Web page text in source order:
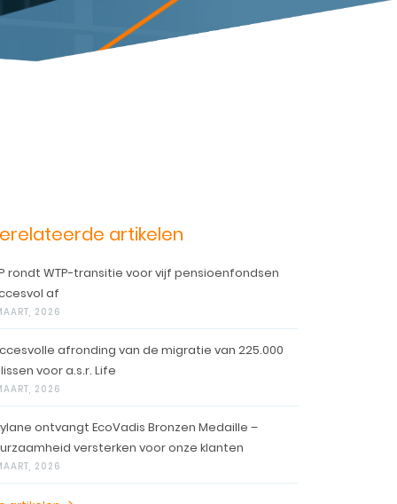
artikelen
rondt WTP-transitie voor vijf pensioenfondsen
af
2026
afronding van de migratie van 225.000
voor a.s.r. Life
2026
ontvangt EcoVadis Bronzen Medaille –
versterken voor onze klanten
2026